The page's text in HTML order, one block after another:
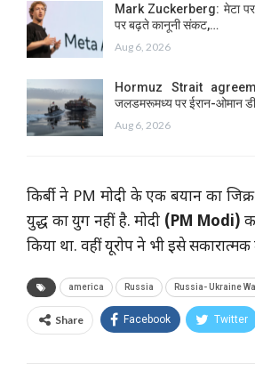
Mark Zuckerberg: मेटा पर
पर बढ़ते कानूनी संकट,…
Aug 6, 2026
Hormuz Strait
जलडमरूमध्य पर ईरान-ओमान
Aug 6, 2026
किर्बी ने PM मोदी के एक बयान का जिक्र
युद्ध का युग नहीं है. मोदी (PM Modi)
किया था. वहीं यूरोप ने भी इसे
america Russia Russia- Ukraine
Share Facebook Twitter